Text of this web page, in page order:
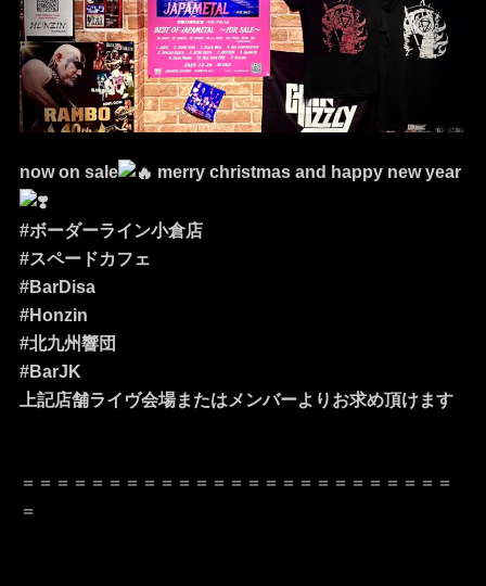
now on sale merry christmas and happy new year
#ボーダーライン小倉店
#スペードカフェ
#BarDisa
#Honzin
#北九州響団
#BarJK
上記店舗ライヴ会場またはメンバーよりお求め頂けます
＝＝＝＝＝＝＝＝＝＝＝＝＝＝＝＝＝＝＝＝＝＝＝＝＝
＝